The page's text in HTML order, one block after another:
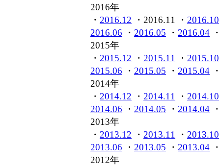
2016年
・ 2016.12 ・2016.11 ・ 2016.10
2016.06 ・ 2016.05 ・ 2016.04
2015年
・ 2015.12 ・ 2015.11 ・ 2015.10
2015.06 ・ 2015.05 ・ 2015.04
2014年
・ 2014.12 ・ 2014.11 ・ 2014.10
2014.06 ・ 2014.05 ・ 2014.04
2013年
・ 2013.12 ・ 2013.11 ・ 2013.10
2013.06 ・ 2013.05 ・ 2013.04
2012年